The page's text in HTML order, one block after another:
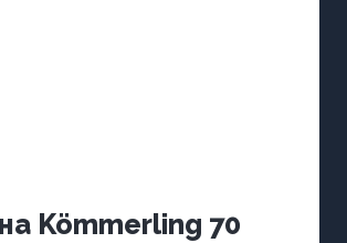
Kömmerling 70